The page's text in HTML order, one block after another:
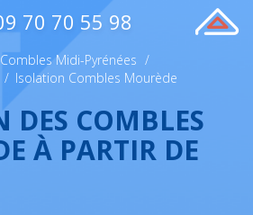
70 70 55 98
Midi-Pyrénées /
/ Isolation Combles Mourède
DES COMBLES
À PARTIR DE